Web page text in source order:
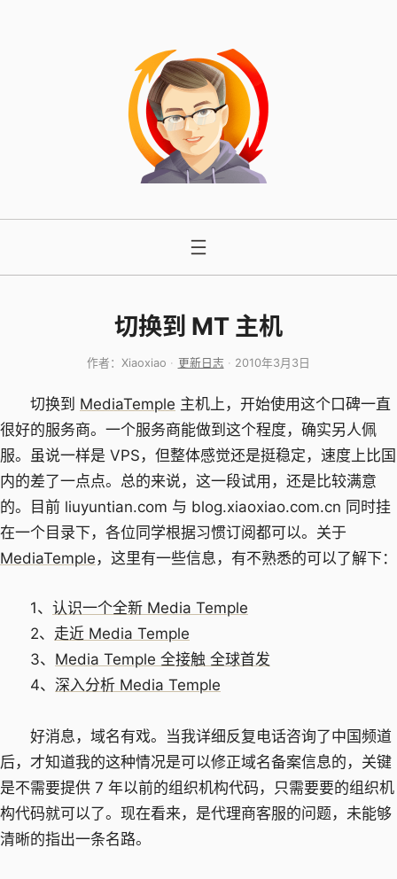
切换到 MT 主机
作者： Xiaoxiao 更新日志 2010年3月3日
切换到 MediaTemple 主机上，开始使用这个口碑一直
很好的服务商。一个服务商能做到这个程度，确实另人佩
服。虽说一样是 VPS，但整体感觉还是挺稳定，速度上比国
内的差了一点点。总的来说，这一段试用，还是比较满意
的。目前 liuyuntian.com 与 blog.xiaoxiao.com.cn 同时挂
在一个目录下，各位同学根据习惯订阅都可以。关于
MediaTemple ，这里有一些信息，有不熟悉的可以了解下：
1、 认识一个全新 Media Temple
2、 走近 Media Temple
3、 Media Temple 全接触 全球首发
4、 深入分析 Media Temple
好消息，域名有戏。当我详细反复电话咨询了中国频道
后，才知道我的这种情况是可以修正域名备案信息的，关键
是不需要提供 7 年以前的组织机构代码，只需要要的组织机
构代码就可以了。现在看来，是代理商客服的问题，未能够
清晰的指出一条名路。